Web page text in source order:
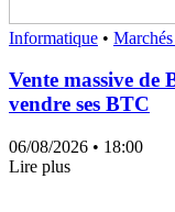
Informatique •
Vente massive
vendre ses BTC
06/08/2026 • 18:00
Lire plus